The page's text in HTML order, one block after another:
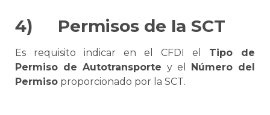
4) Permisos de la SCT
Es requisito indicar en el CFDI el Tipo de
Permiso de Autotransporte y el Número del
Permiso proporcionado por la SCT.